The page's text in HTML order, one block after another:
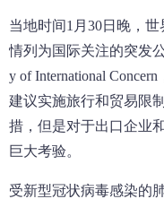
当地时间1月30日晚，
情列为国际关注的突发
y of International
建议实施旅行和贸易限
措，但是对于出口企业
巨大考验。
受新型冠状病毒感染的